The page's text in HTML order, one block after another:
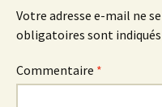
Votre adresse e-mail ne
obligatoires sont indiqués
Commentaire *